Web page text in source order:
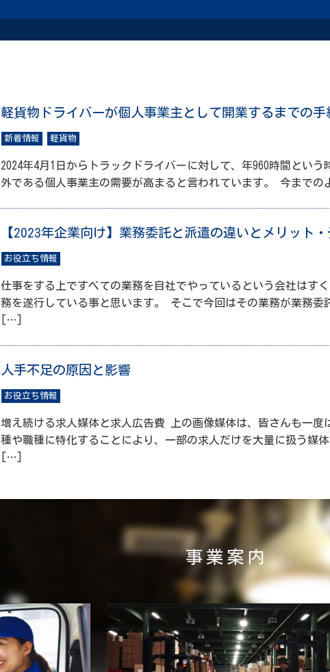
軽貨物ドライバーが個人事業主として開業するまでの手
新着情報 軽貨物
2024年4月1日からトラックドライバーに対して、年960時間とい
外である個人事業主の需要が高まると言われています。 今まで
【2023年企業向け】業務委託と派遣の違いとメリット
お役立ち情報
仕事をする上ですべての業務を自社でやっているという会社はす
務を遂行している事と思います。 そこで今回はその業務が業務
[…]
人手不足の原因と影響
お役立ち情報
増え続ける求人媒体と求人広告費 上の画像媒体は、皆さんも一
種や職種に特化することにより、一部の求人だけを大量に扱う媒
[…]
事業案内